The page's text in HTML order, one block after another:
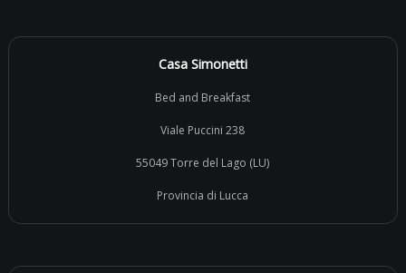
Casa Simonetti
Bed and Breakfast
Viale Puccini 238
55049 Torre del Lago (LU)
Provincia di Lucca